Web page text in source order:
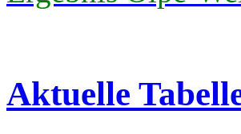
Aktuelle